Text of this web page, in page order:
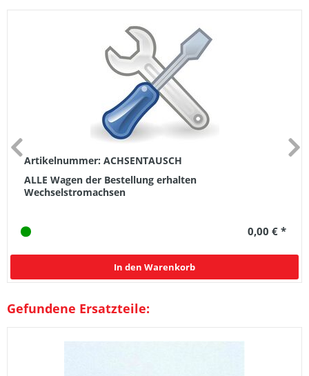
Artikelnummer: ACHSENTAUSCH
ALLE Wagen der Bestellung erhalten
Wechselstromachsen
0,00 € *
In den Warenkorb
Gefundene Ersatzteile: